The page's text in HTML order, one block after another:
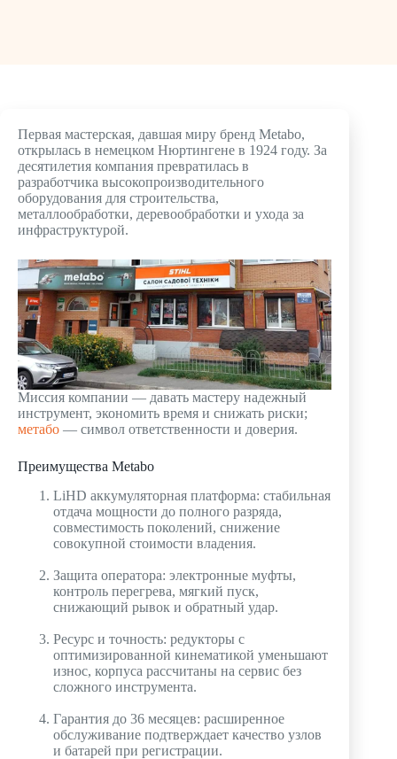
Первая мастерская, давшая миру бренд Metabo,
открылась в немецком Нюртингене в 1924 году. За
десятилетия компания превратилась в
разработчика высокопроизводительного
оборудования для строительства,
металлообработки, деревообработки и ухода за
инфраструктурой.
Миссия компании — давать мастеру надежный
инструмент, экономить время и снижать риски;
метабо — символ ответственности и доверия.
Преимущества Metabo
LiHD аккумуляторная платформа: стабильная
отдача мощности до полного разряда,
совместимость поколений, снижение
совокупной стоимости владения.
Защита оператора: электронные муфты,
контроль перегрева, мягкий пуск,
снижающий рывок и обратный удар.
Ресурс и точность: редукторы с
оптимизированной кинематикой уменьшают
износ, корпуса рассчитаны на сервис без
сложного инструмента.
Гарантия до 36 месяцев: расширенное
обслуживание подтверждает качество узлов
и батарей при регистрации.